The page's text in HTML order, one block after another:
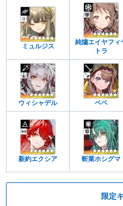
ミュルジス
純燼エイヤフィ
トラ
ウィシャデル ペペ
新約エクシア 斬業ホシグマ
限定